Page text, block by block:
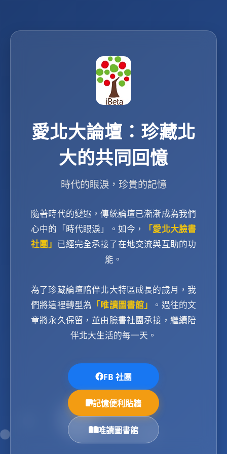
愛北大論壇：珍藏北
大的共同回憶
時代的眼淚，珍貴的記憶
隨著時代的變遷，傳統論壇已漸漸成為我們
心中的「時代眼淚」。如今，
「愛北大臉書
社團」 已經完全承接了在地交流與互助的功
能。
為了珍藏論壇陪伴北大特區成長的歲月，我
們將這裡轉型為 「唯讀圖書館」
。過往的文
章將永久保留，並由臉書社團承接，繼續陪
伴北大生活的每一天。
FB 社團
記憶便利貼牆
唯讀圖書館